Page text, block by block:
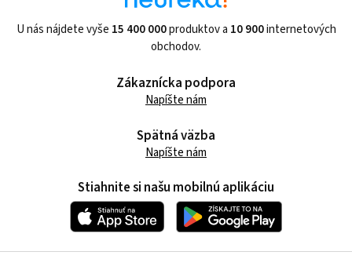
U nás nájdete vyše 15 400 000produktov a 10 900internetových
obchodov.
Zákaznícka podpora
Napíšte nám
Spätná väzba
Napíšte nám
Stiahnite si našu mobilnú aplikáciu